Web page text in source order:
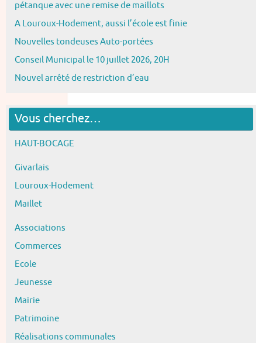
pétanque avec une remise de maillots
A Louroux-Hodement, aussi l’école est finie
Nouvelles tondeuses Auto-portées
Conseil Municipal le 10 juillet 2026, 20H
Nouvel arrêté de restriction d’eau
Vous cherchez…
HAUT-BOCAGE
Givarlais
Louroux-Hodement
Maillet
Associations
Commerces
Ecole
Jeunesse
Mairie
Patrimoine
Réalisations communales